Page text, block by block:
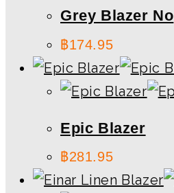
Grey Blazer No
฿174.95
Epic Blazer
฿281.95